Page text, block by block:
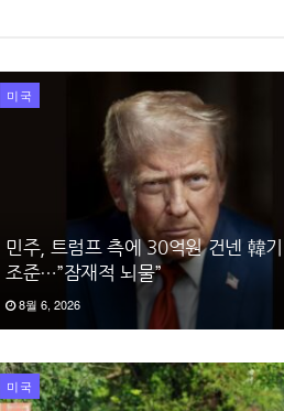
미국
민주, 트럼프 측에 30억원 건넨 韓
조준…”잠재적 뇌물”
8월 6, 2026
미국